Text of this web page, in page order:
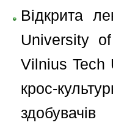
Відкрита
University
Vilnius Tech
крос-